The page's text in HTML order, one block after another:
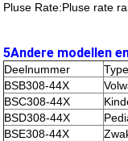
Pluse Rate:Pluse rate
5Andere modellen
Deelnummer
Type
BSB308-44X
BSC308-44X
BSD308-44X
BSE308-44X